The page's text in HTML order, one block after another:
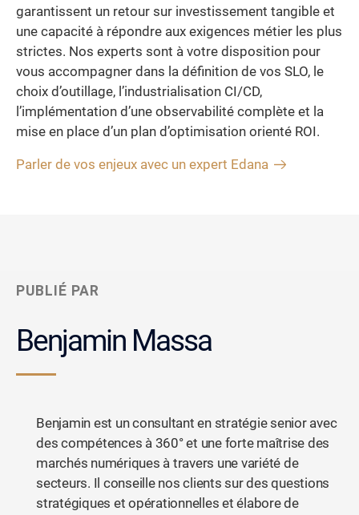
garantissent un retour sur investissement tangible et
une capacité à répondre aux exigences métier les plus
strictes. Nos experts sont à votre disposition pour
vous accompagner dans la définition de vos SLO, le
choix d’outillage, l’industrialisation CI/CD,
l’implémentation d’une observabilité complète et la
mise en place d’un plan d’optimisation orienté ROI.
Parler de vos enjeux avec un expert Edana
PUBLIÉ PAR
Benjamin Massa
Benjamin est un consultant en stratégie senior avec
des compétences à 360° et une forte maîtrise des
marchés numériques à travers une variété de
secteurs. Il conseille nos clients sur des questions
stratégiques et opérationnelles et élabore de